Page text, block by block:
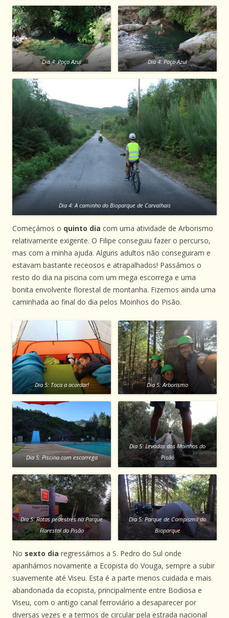
Dia 4: Poço Azul Dia 4: Poço Azul
Dia 4: A caminho do Bioparque de Carvalhais
Começámos o quinto dia com uma atividade de Arborismo
relativamente exigente. O Filipe conseguiu fazer o percurso,
mas com a minha ajuda. Alguns adultos não conseguiram e
estavam bastante receosos e atrapalhados! Passámos o
resto do dia na piscina com um mega escorrega e uma
bonita envolvente florestal de montanha. Fizemos ainda uma
caminhada ao final do dia pelos Moinhos do Pisão.
Dia 5: Toca a acordar! Dia 5: Arborismo
Dia 5: Piscina com escorrega
Dia 5: Levadas dos Moinhos do
Pisão
Dia 5: Rotas pedestres no Parque
Florestal do Pisão
Dia 5: Parque de Campismo do
Bioparque
No sexto dia regressámos a S. Pedro do Sul onde
apanhámos novamente a Ecopista do Vouga, sempre a subir
suavemente até Viseu. Esta é a parte menos cuidada e mais
abandonada da ecopista, principalmente entre Bodiosa e
Viseu, com o antigo canal ferroviário a desaparecer por
diversas vezes e a termos de circular pela estrada nacional